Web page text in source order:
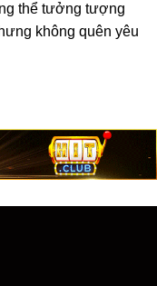
thể tưởng tượng
không quên yêu